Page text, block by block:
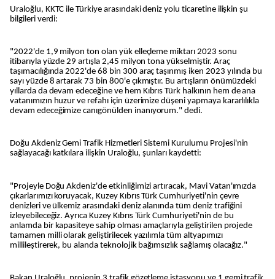
Uraloğlu, KKTC ile Türkiye arasındaki deniz yolu ticaretine ilişkin şu
bilgileri verdi:
"2022'de 1,9 milyon ton olan yük elleçleme miktarı 2023 sonu
itibarıyla yüzde 29 artışla 2,45 milyon tona yükselmiştir. Araç
taşımacılığında 2022'de 68 bin 300 araç taşınmış iken 2023 yılında bu
sayı yüzde 8 artarak 73 bin 800'e çıkmıştır. Bu artışların önümüzdeki
yıllarda da devam edeceğine ve hem Kıbrıs Türk halkının hem de ana
vatanımızın huzur ve refahı için üzerimize düşeni yapmaya kararlılıkla
devam edeceğimize canıgönülden inanıyorum." dedi.
Doğu Akdeniz Gemi Trafik Hizmetleri Sistemi Kurulumu Projesi'nin
sağlayacağı katkılara ilişkin Uraloğlu, şunları kaydetti:
"Projeyle Doğu Akdeniz'de etkinliğimizi artıracak, Mavi Vatan'ımızda
çıkarlarımızı koruyacak, Kuzey Kıbrıs Türk Cumhuriyeti'nin çevre
denizleri ve ülkemiz arasındaki deniz alanında tüm deniz trafiğini
izleyebileceğiz. Ayrıca Kuzey Kıbrıs Türk Cumhuriyeti'nin de bu
anlamda bir kapasiteye sahip olması amaçlarıyla geliştirilen projede
tamamen milli olarak geliştirilecek yazılımla tüm altyapımızı
millileştirerek, bu alanda teknolojik bağımsızlık sağlamış olacağız."